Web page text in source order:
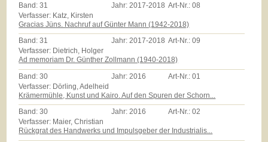
Band:31 Jahr: 2017-2018 Art-Nr.:08
Verfasser: Katz, Kirsten
Gracias Jüns. Nachruf auf Günter Mann (1942-2018)
Band:31 Jahr:2017-2018 Art-Nr.:09
Verfasser: Dietrich, Holger
Ad memoriam Dr. Günther Zollmann (1940-2018)
Band:30 Jahr: 2016 Art-Nr.:01
Verfasser: Dörling, Adelheid
Krämermühle, Kunst und Kairo. Auf den Spuren der Schorn...
Band:30 Jahr:2016 Art-Nr.:02
Verfasser: Maier, Christian
Rückgrat des Handwerks und Impulsgeber der Industrialis...